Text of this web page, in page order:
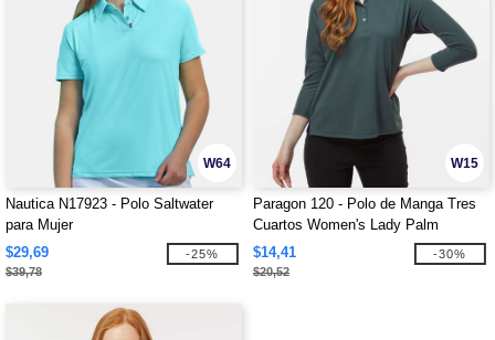
W64
Nautica N17923 - Polo Saltwater
para Mujer
$29,69
$39,78
-25%
W15
Paragon 120 - Polo de Manga Tres
Cuartos Women's Lady Palm
$14,41
$20,52
-30%